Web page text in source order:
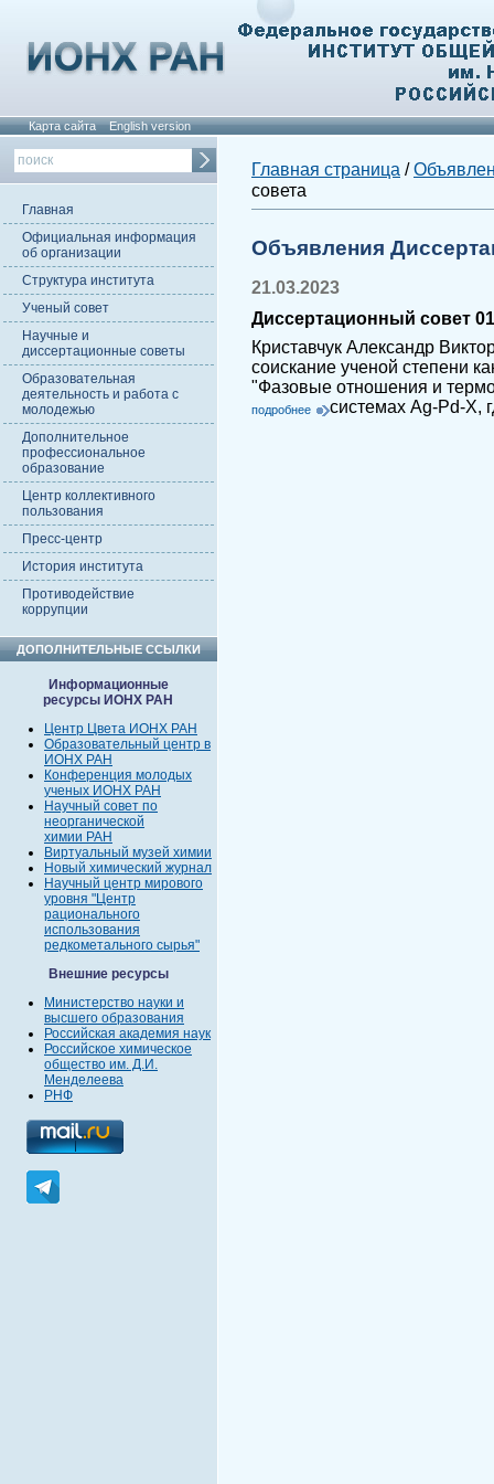
Карта сайта English version
Главная
Официальная информация
об организации
Структура института
Ученый совет
Научные и
диссертационные советы
Образовательная
деятельность и работа с
молодежью
Дополнительное
профессиональное
образование
Центр коллективного
пользования
Пресс-центр
История института
Противодействие
коррупции
ДОПОЛНИТЕЛЬНЫЕ ССЫЛКИ
Информационные
ресурсы ИОНХ РАН
Центр Цвета ИОНХ РАН
Образовательный центр в
ИОНХ РАН
Конференция молодых
ученых ИОНХ РАН
Научный совет по
неорганической
химии РАН
Виртуальный музей химии
Новый химический журнал
Научный центр мирового
уровня "Центр
рационального
использования
редкометального сырья"
Внешние ресурсы
Министерство науки и
высшего образования
Российская академия наук
Российское химическое
общество им. Д.И.
Менделеева
РНФ
Главная страница /
совета
Объявления
21.03.2023
Диссертационный совет
Криставчук Александр
соискание ученой степени
"Фазовые отношения и
системах Ag-Pd-X,
подробнее